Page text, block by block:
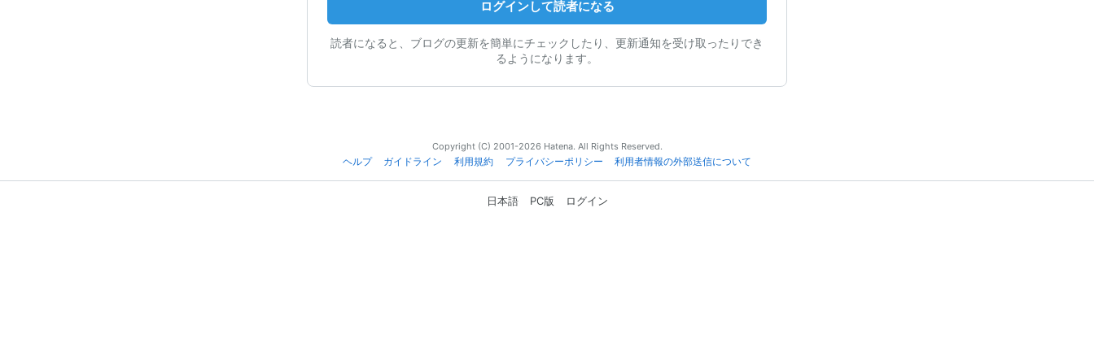
ログインして読者になる
読者になると、ブログの更新を簡単にチェックしたり、更新通知を受け取ったりでき
るようになります。
Copyright (C) 2001-2026 Hatena. All Rights Reserved.
ヘルプ
ガイドライン 利用規約 プライバシーポリシー 利用者情報の外部送信について
日本語 PC版 ログイン